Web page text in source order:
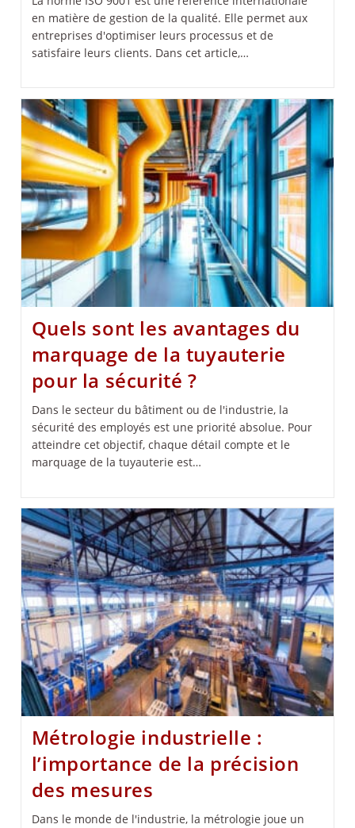
en matière de gestion de la qualité. Elle permet aux
entreprises d'optimiser leurs processus et de
satisfaire leurs clients. Dans cet article,…
Quels sont les avantages du
marquage de la tuyauterie
pour la sécurité ?
Dans le secteur du bâtiment ou de l'industrie, la
sécurité des employés est une priorité absolue. Pour
atteindre cet objectif, chaque détail compte et le
marquage de la tuyauterie est…
Métrologie industrielle :
l’importance de la précision
des mesures
Dans le monde de l'industrie, la métrologie joue un